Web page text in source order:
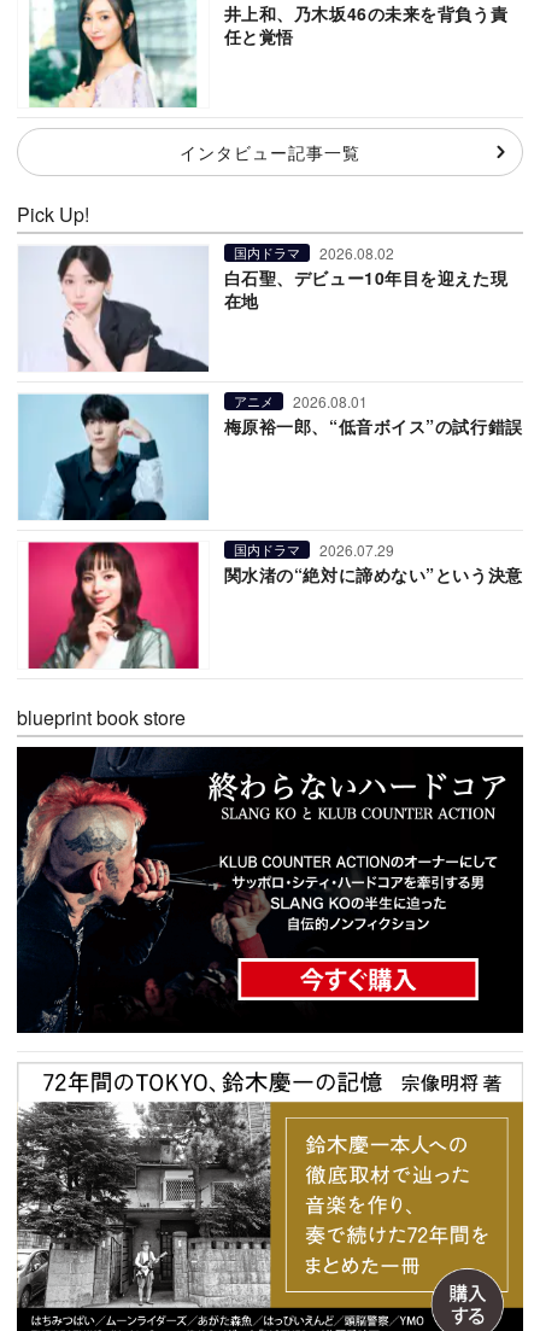
井上和、乃木坂46の未来を背負う責
任と覚悟
インタビュー記事一覧
Pick Up!
国内ドラマ 2026.08.02
白石聖、デビュー10年目を迎えた現
在地
アニメ 2026.08.01
梅原裕一郎、“低音ボイス”の試行錯誤
国内ドラマ 2026.07.29
関水渚の“絶対に諦めない”という決意
blueprint book store